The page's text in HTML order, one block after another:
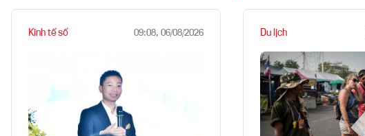
Kinh tế số 09:08, 06/08/2026 Du lịch